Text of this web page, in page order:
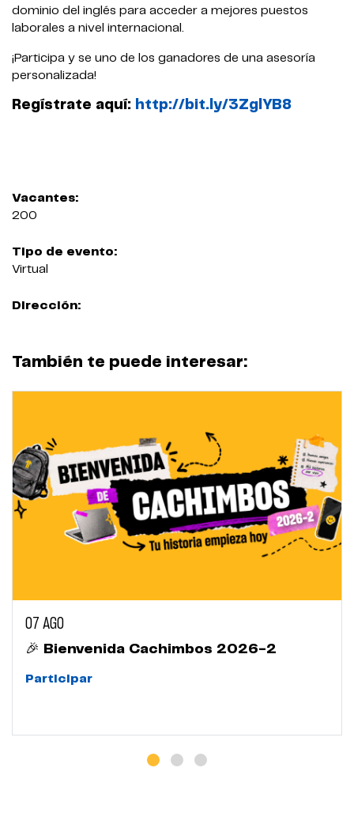
dominio del inglés para acceder a mejores puestos
laborales a nivel internacional.
¡Participa y se uno de los ganadores de una asesoría
personalizada!
Regístrate aquí: http://bit.ly/3ZglYB8
Vacantes:
200
Tipo de evento:
Virtual
Dirección:
También te puede interesar:
07 AGO
🎉 Bienvenida Cachimbos 2026-2
Participar